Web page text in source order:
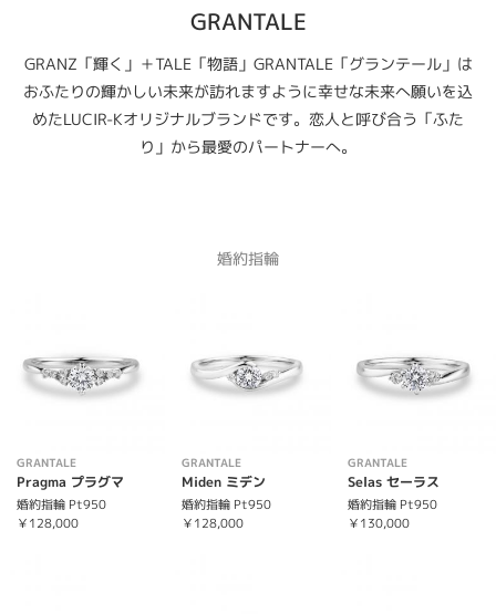
GRANTALE
GRANZ「輝く」＋TALE「物語」GRANTALE「グランテール」は
おふたりの輝かしい未来が訪れますように幸せな未来へ願いを込
めたLUCIR-Kオリジナルブランドです。恋人と呼び合う「ふた
り」から最愛のパートナーへ。
婚約指輪
GRANTALE
Pragma プラグマ
婚約指輪 Pt950
￥128,000
GRANTALE
Miden ミデン
婚約指輪 Pt950
￥128,000
GRANTALE
Selas セーラス
婚約指輪 Pt950
￥130,000